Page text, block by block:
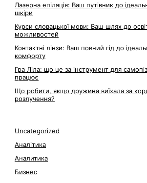
Лазерна епіляція: Ваш путівник до
шкіри
Курси словацької мови: Ваш шлях до
можливостей
Контактні лінзи: Ваш повний гід до
комфорту
Гра Ліла: що це за інструмент для
працює
Що робити, якщо дружина виїхала за
розлучення?
Uncategorized
Аналітика
Аналитика
Бизнес